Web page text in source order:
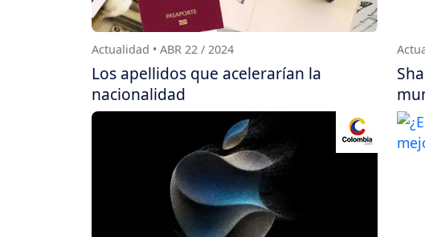
Actualidad • ABR 22 / 2024
Los apellidos que acelerarían la
nacionalidad